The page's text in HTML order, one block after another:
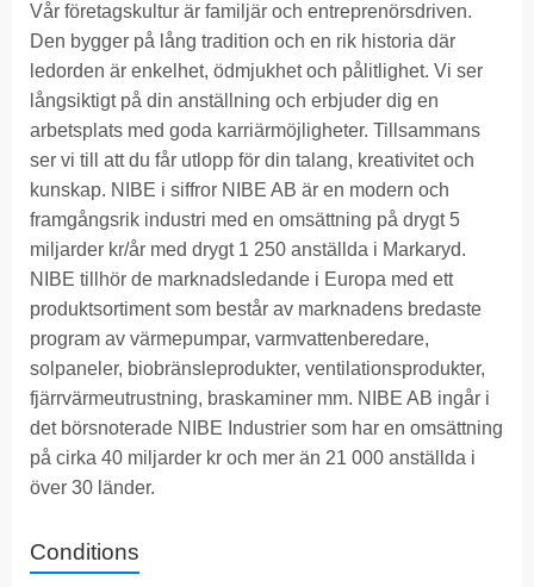
Vår företagskultur är familjär och entreprenörsdriven.
Den bygger på lång tradition och en rik historia där
ledorden är enkelhet, ödmjukhet och pålitlighet. Vi ser
långsiktigt på din anställning och erbjuder dig en
arbetsplats med goda karriärmöjligheter. Tillsammans
ser vi till att du får utlopp för din talang, kreativitet och
kunskap. NIBE i siffror NIBE AB är en modern och
framgångsrik industri med en omsättning på drygt 5
miljarder kr/år med drygt 1 250 anställda i Markaryd.
NIBE tillhör de marknadsledande i Europa med ett
produktsortiment som består av marknadens bredaste
program av värmepumpar, varmvattenberedare,
solpaneler, biobränsleprodukter, ventilationsprodukter,
fjärrvärmeutrustning, braskaminer mm. NIBE AB ingår i
det börsnoterade NIBE Industrier som har en omsättning
på cirka 40 miljarder kr och mer än 21 000 anställda i
över 30 länder.
Conditions